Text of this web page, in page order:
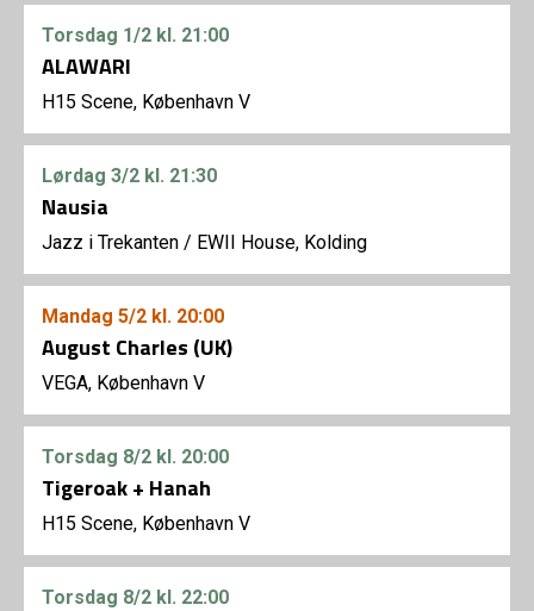
Torsdag 1/2 kl. 21:00
ALAWARI
H15 Scene, København V
Lørdag 3/2 kl. 21:30
Nausia
Jazz i Trekanten / EWII House, Kolding
Mandag 5/2 kl. 20:00
August Charles (UK)
VEGA, København V
Torsdag 8/2 kl. 20:00
Tigeroak + Hanah
H15 Scene, København V
Torsdag 8/2 kl. 22:00